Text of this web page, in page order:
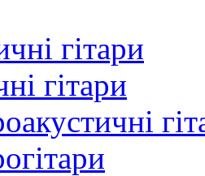
гітари
гітари